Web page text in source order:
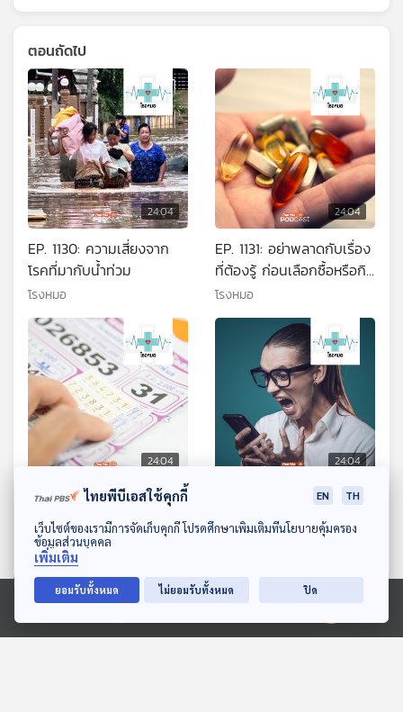
ดาวน์โหลด Thai PBS Podcast Application
Ⓒ 2020 องค์การกระจายเสียงและแพร่ภาพสาธารณะแห่งประเทศไทย
ตอนถัดไป
24:04
EP. 1130: ความเสี่ยงจาก
โรคที่มากับน้ำท่วม
โรงหมอ
24:04
EP. 1131: อย่าพลาดกับเรื่อง
ที่ต้องรู้ ก่อนเลือกซื้อหรือกิน
วิตามิน
โรงหมอ
24:04
EP. 1132: เสี่ยง ลุ้น สุ่มเลือก
พฤติกรรมที่เราชอบแต่อาจ
เสี่ยงเป็นผีพนัน
โรงหมอ
24:04
EP. 1133: จิตวิทยารักชาติ
(นิยม) ผ่านโลกออนไลน์
ตอนที่เกี่ยวข้อง
ไทยพีบีเอสใช้คุกกี้ EN TH
เว็บไซต์ของเรามีการจัดเก็บคุกกี้ โปรดศึกษาเพิ่มเติมที่นโยบายคุ้มครอง
ข้อมูลส่วนบุคคล
เพิ่มเติม
ยอมรับทั้งหมด ไม่ยอมรับทั้งหมด ปิด